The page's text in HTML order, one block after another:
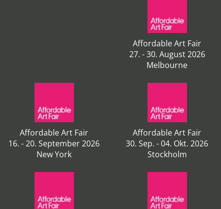
Affordable Art Fair
27. - 30. August 2026
Melbourne
Affordable Art Fair
16. - 20. September 2026
New York
Affordable Art Fair
30. Sep. - 04. Okt. 2026
Stockholm